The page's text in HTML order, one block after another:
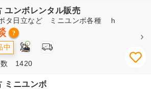
ユンボレンタル販売
タ日立など ミニユンボ各種 h
?
中 2
数 1420
ミニユンボ